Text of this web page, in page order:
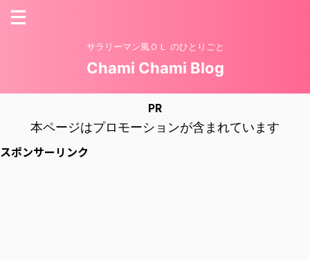
サラリーマン風ＯＬ のひとりごと
Chami Chami Blog
PR
本ページはプロモーションが含まれています
スポンサーリンク